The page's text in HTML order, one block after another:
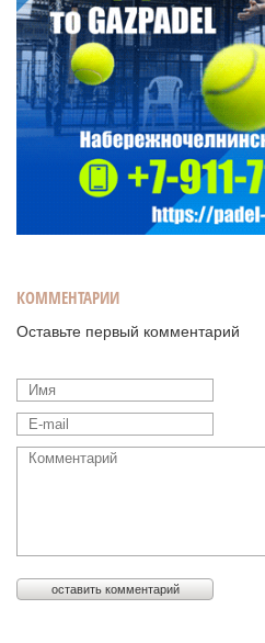
КОММЕНТАРИИ
Оставьте первый комментарий